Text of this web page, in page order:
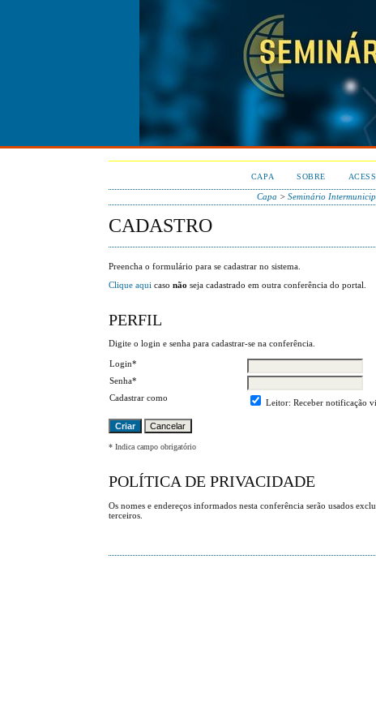
CAPA SOBRE
Capa > Seminário
CADASTRO
Preencha o formulário para se cadastrar no sistema.
Clique aqui casonão seja cadastrado em outra conferência do portal.
PERFIL
Digite o login e senha para cadastrar-se na conferência.
Login*
Senha*
Cadastrar como
Leitor: Receber notificação
* Indica campo obrigatório
POLÍTICA DE PRIVACIDADE
Os nomes e endereços informados nesta conferência serão usados
terceiros.